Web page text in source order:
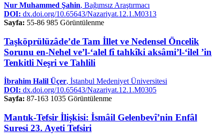
Nur Muhammed Şahin, Bağımsız Araştırmacı
DOI: dx.doi.org/10.65643/Nazariyat.12.1.M0313
Sayfa: 55-86 985 Görüntülenme
Taşköprülüzâde’de Tam İllet ve Nedensel Öncelik
Sorunu en-Nehel ve’l-‘alel fî tahkîki aksâmi’l-‘ilel ’in
Tenkitli Neşri ve Tahlili
İbrahim Halil Üçer, İstanbul Medeniyet Üniversitesi
DOI: dx.doi.org/10.65643/Nazariyat.12.1.M0305
Sayfa: 87-163 1035 Görüntülenme
Mantık-Tefsir İlişkisi: İsmâil Gelenbevî’nin Enfâl
Suresi 23. Ayeti Tefsiri